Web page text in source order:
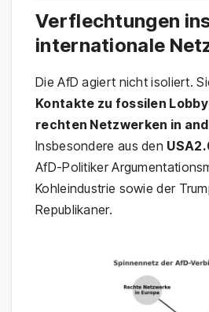
Verflechtungen
internationale
Die AfD agiert nicht isoliert.
Kontakte zu fossilen
rechten Netzwerken in
Insbesondere aus den
AfD-Politiker
Kohleindustrie sowie der
Republikaner.